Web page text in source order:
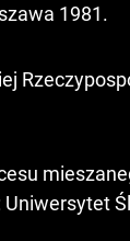
1981.